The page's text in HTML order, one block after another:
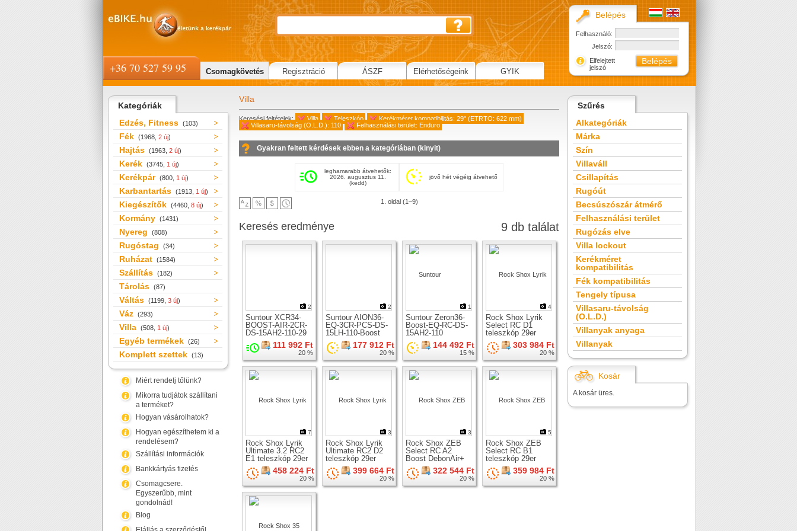
Kategóriák
Edzés, Fitness (103)
Fék (1968, 2 új)
Hajtás (1963, 2 új)
Kerék (3745, 1 új)
Kerékpár (800, 1 új)
Karbantartás (1913, 1 új)
Kiegészítők (4460, 8 új)
Kormány (1431)
Nyereg (808)
Rugóstag (34)
Ruházat (1584)
Szállítás (182)
Tárolás (87)
Váltás (1199, 3 új)
Váz (293)
Villa (508, 1 új)
Egyéb termékek (26)
Komplett szettek (13)
Miért rendelj tőlünk?
Mikorra tudjátok szállítani
a terméket?
Hogyan vásárolhatok?
Hogyan egészíthetem ki a
rendelésem?
Szállítási információk
Bankkártyás fizetés
Csomagcsere.
Egyszerűbb, mint
gondolnád!
Blog
Villa
Keresési feltételek: Villa Teleszkóp
Kerékméret kompatibilitás: 29" (ETRTO: 622 mm)
Villasaru-távolság (O.L.D.): 110
Felhasználási terület: Enduro
Gyakran feltett kérdések ebben a kategóriában (kinyit)
leghamarabb átvehetők:
2026. augusztus 11.
(kedd)
jövő hét végéig átvehető
1. oldal (1–9)
9 db találat
Keresés eredménye
2
Suntour XCR34-
BOOST-AIR-2CR-
DS-15AH2-110-29
teleszkóp 29er
kerékhez111 992 Ft
20 %
2
Suntour AION36-
EQ-3CR-PCS-DS-
15LH-110-Boost
teleszkóp 29er
kerékhez177 912 Ft
20 %
1
Suntour Zeron36-
Boost-EQ-RC-DS-
15AH2-110
teleszkóp 29er
kerékhez144 492 Ft
15 %
4
Rock Shox Lyrik
Select RC D1
teleszkóp 29er
kerékhez303 984 Ft
20 %
7
Rock Shox Lyrik
Ultimate 3.2 RC2
E1 teleszkóp 29er
kerékhez458 224 Ft
20 %
3
Rock Shox Lyrik
Ultimate RC2 D2
teleszkóp 29er
kerékhez399 664 Ft
20 %
3
Rock Shox ZEB
Select RC A2
Boost DebonAir+
teleszkóp 29er
kerékhez322 544 Ft
20 %
5
Rock Shox ZEB
Select RC B1
teleszkóp 29er
kerékhez359 984 Ft
20 %
Szűrés
Alkategóriák
Márka
Szín
Villaváll
Csillapítás
Rugóút
Becsúszószár átmérő
Felhasználási terület
Rugózás elve
Villa lockout
Kerékméret
kompatibilitás
Fék kompatibilitás
Tengely típusa
Villasaru-távolság
(O.L.D.)
Villanyak anyaga
Villanyak
Kosár
A kosár üres.
Belépés
Felhasználó:
Jelszó:
Elfelejtett
jelszó
+36 70 527 59 95 Csomagkövetés Regisztráció ÁSZF Elérhetőségeink GYIK